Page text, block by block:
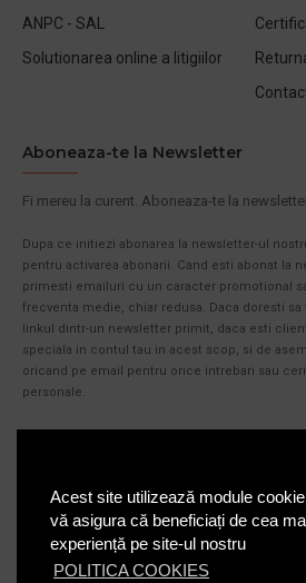
Acest site utilizează module
vă asigura că beneficiați de cea
experiență pe site-ul nostru
POLITICA COOKIES
ANPC - SAL
Solutionarea online a litigiilor
Aboneaza-te la Newsletter
Fi mereu la curent. Aboneaza-te la
Dupa ce initiezi abonarea la newsletter-ul
pentru activarea abonarii. Cand esti abonat la
primesti emailuri cu un caracter promotional
frecventa medie, chiar redusa. Daca doresti
linkul dintr-un newsletter primit, daca esti
speciala in contul tau in acest scop, si de
oricand pe email pentru orice intrebari sau
personale.
Am citit şi sunt de acord cu Politica de